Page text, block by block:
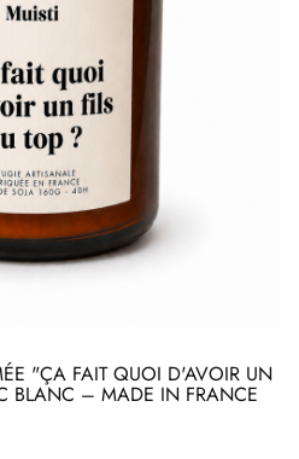
"ÇA FAIT QUOI D'AVOIR UN
BLANC – MADE IN FRANCE